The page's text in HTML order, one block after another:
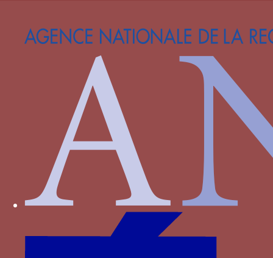
↑ Joan Domenge i Mesquida, « La gran sala
de Castelnuovo, Memoria del Alphonsi regis
triumphus », Le usate leggiadrie I cortei, le
cerimonie, le feste e il costume nel
Mediterraneo tra il XV e XVI secolo, Centre
français d’études sur la Méditerranée,
Montella, 2010, p. 290-338.
Elle apparaît déjà sur les
Heures de Martin
d’Aragon
(Paris, BNF, Ms. Rotschild 2529, fol.
444v°, vers 1420-1430. On retrouve cette
devise avec celle de la Jarre remplie de lys et
celle du livre ouvert sur un décor marginal
d’un manuscrit de l’Epitome historiarum
philippicarum Pompei Trogi de Justin réalisé